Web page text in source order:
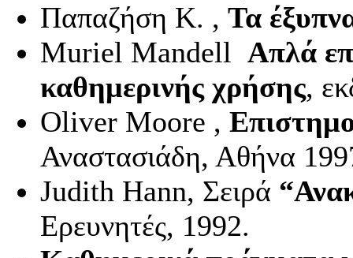
Παπαζήση Κ. , Τα
Muriel Mandell Απλά
καθημερινής χρήσης,
Οliver Moore ,
Αναστασιάδη, Αθήνα
Judith Hann, Σειρά
Ερευνητές, 1992.